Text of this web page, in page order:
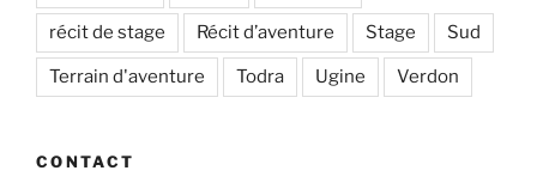
récit de stage Récit d’aventure Stage Sud
Terrain d'aventure Todra Ugine Verdon
CONTACT